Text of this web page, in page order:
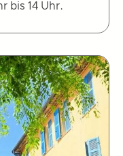
bis 14 Uhr.